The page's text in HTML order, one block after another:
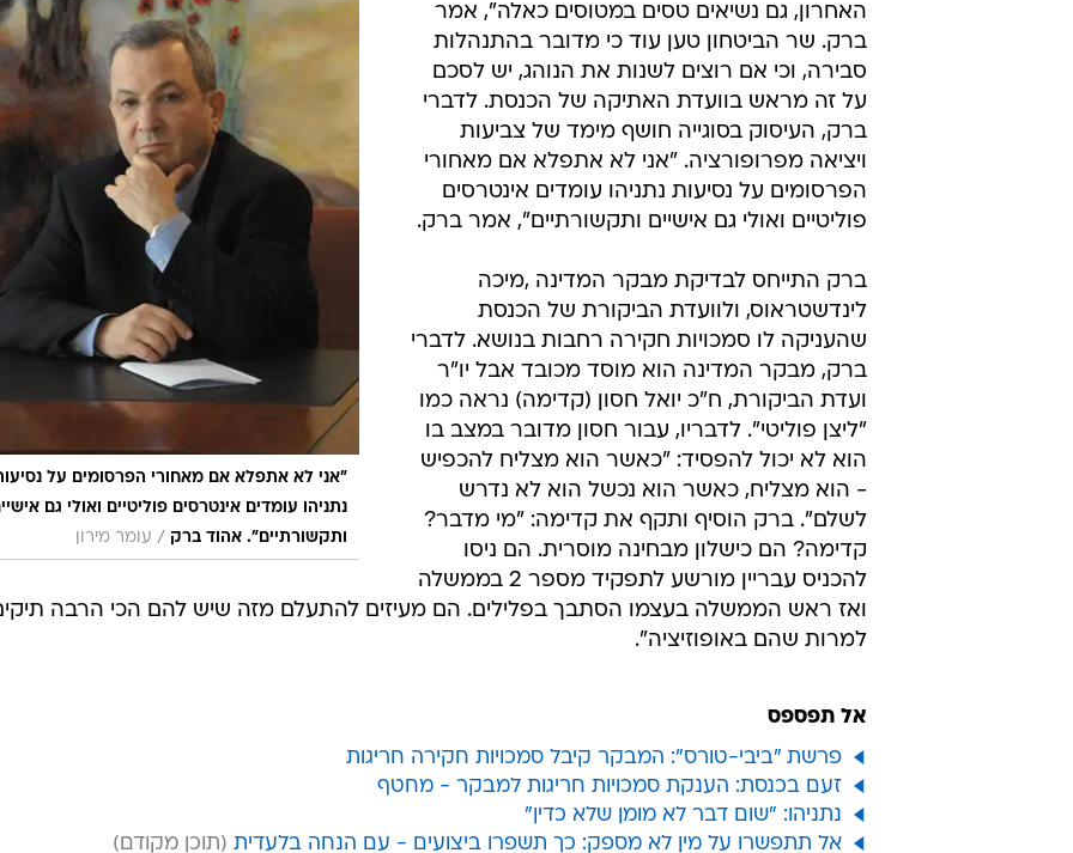
"אני לא אתפלא אם מאחורי הפרסומים על
נתניהו עומדים אינטרסים פוליטיים ואולי גם
ותקשורתיים". אהוד ברק / עומר מירון
האחרון, גם נשיאים טסים במטוסים כאלה", אמר
ברק. שר הביטחון טען עוד כי מדובר בהתנהלות
סבירה, וכי אם רוצים לשנות את הנוהג, יש לסכם
על זה מראש בוועדת האתיקה של הכנסת. לדברי
ברק, העיסוק בסוגייה חושף מימד של צביעות
ויציאה מפרופורציה. "אני לא אתפלא אם מאחורי
הפרסומים על נסיעות נתניהו עומדים אינטרסים
פוליטיים ואולי גם אישיים ותקשורתיים", אמר ברק.
ברק התייחס לבדיקת מבקר המדינה ,מיכה
לינדשטראוס, ולוועדת הביקורת של הכנסת
שהעניקה לו סמכויות חקירה רחבות בנושא. לדברי
ברק, מבקר המדינה הוא מוסד מכובד אבל יו"ר
ועדת הביקורת, ח"כ יואל חסון (קדימה) נראה כמו
"ליצן פוליטי". לדבריו, עבור חסון מדובר במצב בו
הוא לא יכול להפסיד: "כאשר הוא מצליח להכפיש
- הוא מצליח, כאשר הוא נכשל הוא לא נדרש
לשלם". ברק הוסיף ותקף את קדימה: "מי מדבר?
קדימה? הם כישלון מבחינה מוסרית. הם ניסו
להכניס עבריין מורשע לתפקיד מספר 2 בממשלה
ואז ראש הממשלה בעצמו הסתבך בפלילים. הם מעיזים להתעלם מזה שיש להם הכי הרבה
למרות שהם באופוזיציה".
אל תפספס
פרשת "ביבי-טורס": המבקר קיבל סמכויות חקירה חריגות
זעם בכנסת: הענקת סמכויות חריגות למבקר - מחטף
נתניהו: "שום דבר לא מומן שלא כדין"
אל תתפשרו על מין לא מספק: כך תשפרו ביצועים - עם הנחה בלעדית